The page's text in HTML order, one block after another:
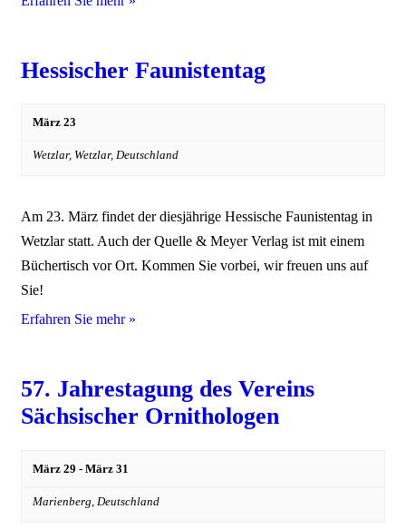
Hessischer Faunistentag
März 23
Wetzlar, Wetzlar, Deutschland
Am 23. März findet der diesjährige Hessische Faunistentag in
Wetzlar statt. Auch der Quelle & Meyer Verlag ist mit einem
Büchertisch vor Ort. Kommen Sie vorbei, wir freuen uns auf
Sie!
Erfahren Sie mehr »
57. Jahrestagung des Vereins
Sächsischer Ornithologen
März 29 - März 31
Marienberg, Deutschland